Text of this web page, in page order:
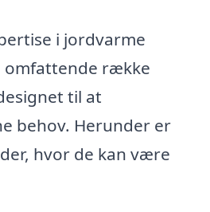
i jordvarme
omfattende række
til at
behov. Herunder er
hvor de kan være